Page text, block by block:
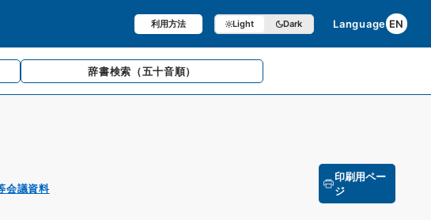
利用方法 Light Dark Language EN
辞書検索 （五十音順）
会議資料
印刷用ペー
ジ